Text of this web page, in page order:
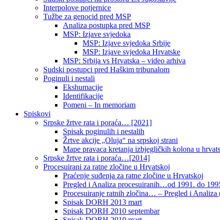
Interpolove potjernice
Tužbe za genocid pred MSP
Analiza postupka pred MSP
MSP: Izjave svjedoka
MSP: Izjave svjedoka Srbije
MSP: Izjave svjedoka Hrvatske
MSP: Srbija vs Hrvatska – video arhiva
Sudski postupci pred Haškim tribunalom
Poginuli i nestali
Ekshumacije
Identifikacije
Pomeni – In memoriam
Spiskovi
Srpske žrtve rata i poraća… [2021]
Spisak poginulih i nestalih
Žrtve akcije „Oluja“ na srpskoj strani
Mape pravaca kretanja izbjegličkih kolona u
Srpske žrtve rata i poraća…[2014]
Procesuirani za ratne zločine u Hrvatskoj
Praćenje suđenja za ratne zločine u Hrvatskoj
Pregled i Analiza procesuiranih…od 1991. do
Procesuiranje ratnih zločina… – Pregled i Analiza
Spisak DORH 2013 mart
Spisak DORH 2010 septembar